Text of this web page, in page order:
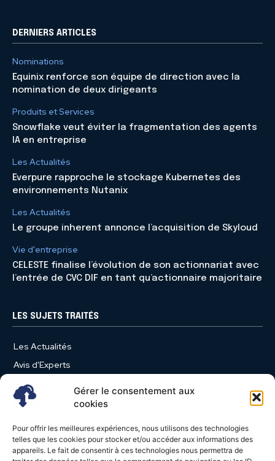
Gérer le consentement aux
cookies
Pour offrir les meilleures expériences, nous utilisons des technologies
telles que les cookies pour stocker et/ou accéder aux informations des
appareils. Le fait de consentir à ces technologies nous permettra de
DERNIERS ARTICLES
Nominations
Equinix renforce son équipe de direction avec la
nomination de deux dirigeants
Produits et Services
Snowflake veut éviter la fragmentation des agents
IA en entreprise
Les Actualités
Everpure rapproche le stockage Kubernetes des
environnements Nutanix
Les Actualités
Le groupe inherent annonce l’acquisition de Skyloud
Vie d'entreprise
CELESTE finalise l’évolution de son actionnariat avec
l’entrée de CVC DIF en tant qu’actionnaire majoritaire
LES SUJETS TRAITÉS
Les Actualités
Avis d'Experts
Produits et Services
Vie d'entreprise
Nominations
Études